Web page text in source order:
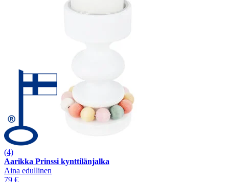
(4)
Aarikka Prinssi kynttilänjalka
Aina edullinen
79 €